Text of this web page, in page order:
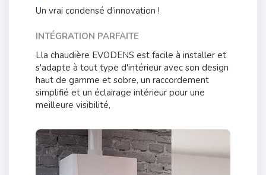
Un vrai condensé d’innovation !
INTÉGRATION PARFAITE
Lla chaudière EVODENS est facile à installer et
s'adapte à tout type d'intérieur avec son design
haut de gamme et sobre, un raccordement
simplifié et un éclairage intérieur pour une
meilleure visibilité,